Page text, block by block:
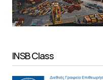
INSB Class